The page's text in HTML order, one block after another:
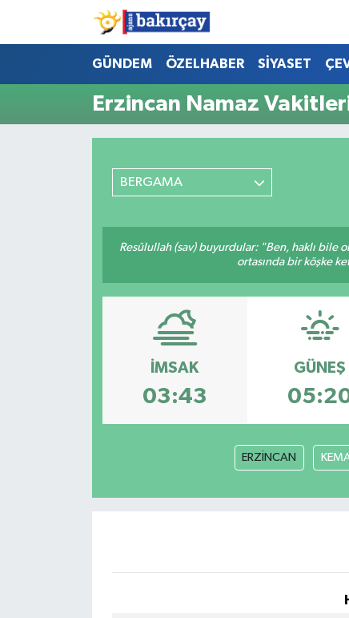
GÜNDEM ÖZELHABER SİYASET
Erzincan Namaz
BERGAMA
Resûlullah (sav) buyurdular: "Ben, haklı bile
ortasında bir köşke
İMSAK
03:43
GÜNEŞ
ERZİNCAN
İzmir Nöbetçi Eczaneler
İzmir Hava Durumu
İzmir Namaz Vakitleri
İzmir Trafik Yoğunluk Haritası
Süper Lig Puan Durumu ve Fikstür